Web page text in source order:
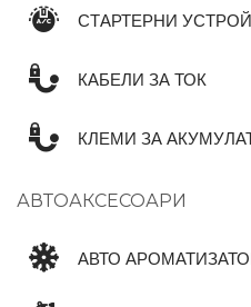
СТАРТЕРНИ
КАБЕЛИ ЗА ТОК
КЛЕМИ ЗА
АВТОАКСЕСОАРИ
АВТО